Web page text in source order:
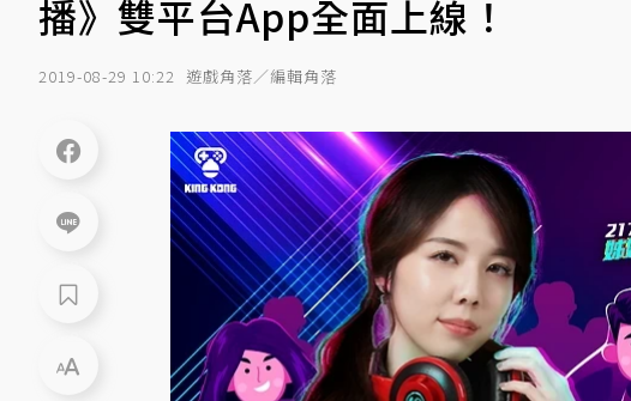
播》雙平台App全面上線！
2019-08-29 10:22 遊戲角落／編輯角落